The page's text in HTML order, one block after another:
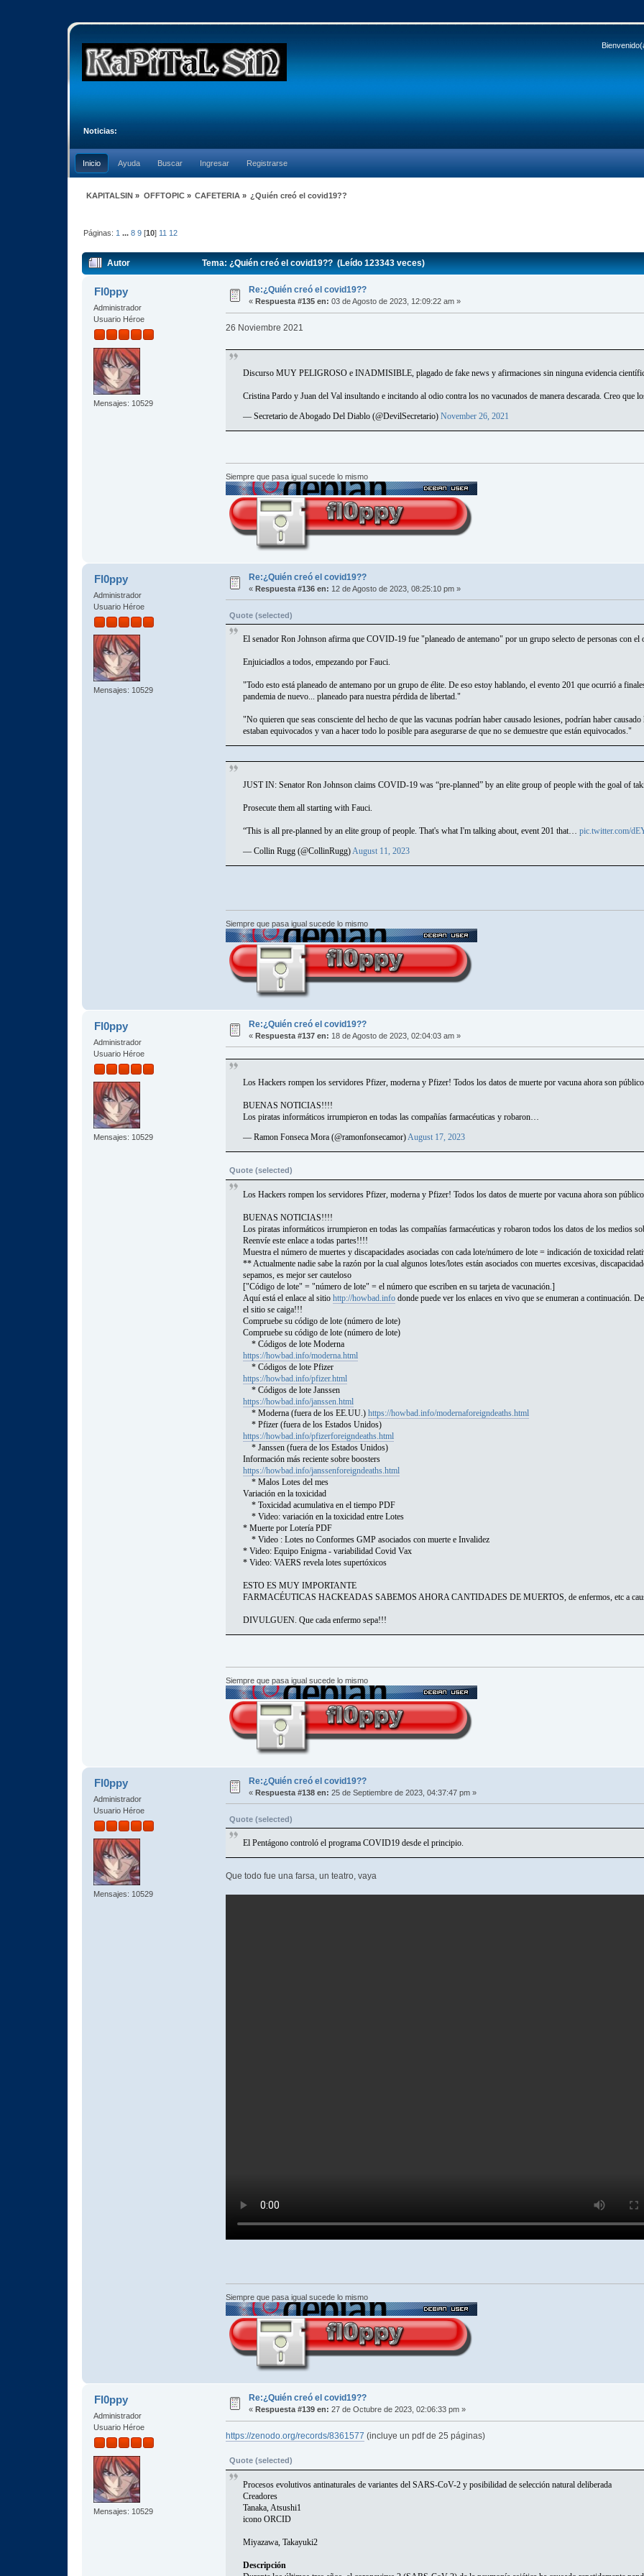
Noticias:
Inicio Ayuda Buscar Ingresar Registrarse
KAPITALSIN » OFFTOPIC» CAFETERIA » ¿Quién creó el covid19??
Páginas: 1 ...8 9 [10] 11 12
Autor Tema: ¿Quién creó el covid19?? (Leído 123343 veces)
Fl0ppy
Administrador
Usuario Héroe
Mensajes: 10529
Re:¿Quién creó el covid19??
«Respuesta #135 en: 03 de Agosto de 2023, 12:09:22 am »
26 Noviembre 2021
Discurso MUY PELIGROSO e INADMISIBLE, plagado de fake news y afirmaciones sin ninguna evidencia
Cristina Pardo y Juan del Val insultando e incitando al odio contra los no vacunados de manera descarada. Creo que
— Secretario de Abogado Del Diablo (@DevilSecretario) November 26, 2021
Siempre que pasa igual sucede lo mismo
Fl0ppy
Administrador
Usuario Héroe
Mensajes: 10529
Re:¿Quién creó el covid19??
«Respuesta #136 en: 12 de Agosto de 2023, 08:25:10 pm »
Quote (selected)
El senador Ron Johnson afirma que COVID-19 fue "planeado de antemano" por un grupo selecto de personas con el
Enjuiciadlos a todos, empezando por Fauci.
"Todo esto está planeado de antemano por un grupo de élite. De eso estoy hablando, el evento 201 que ocurrió a
pandemia de nuevo... planeado para nuestra pérdida de libertad."
"No quieren que seas consciente del hecho de que las vacunas podrían haber causado lesiones, podrían haber
estaban equivocados y van a hacer todo lo posible para asegurarse de que no se demuestre que están equivocados."
JUST IN: Senator Ron Johnson claims COVID-19 was “pre-planned” by an elite group of people with the goal of
Prosecute them all starting with Fauci.
“This is all pre-planned by an elite group of people. That's what I'm talking about, event 201 that… pic.twitter.com/
— Collin Rugg (@CollinRugg) August 11, 2023
Siempre que pasa igual sucede lo mismo
Fl0ppy
Administrador
Usuario Héroe
Mensajes: 10529
Re:¿Quién creó el covid19??
«Respuesta #137 en: 18 de Agosto de 2023, 02:04:03 am »
Los Hackers rompen los servidores Pfizer, moderna y Pfizer! Todos los datos de muerte por vacuna ahora son
BUENAS NOTICIAS!!!!
Los piratas informáticos irrumpieron en todas las compañías farmacéuticas y robaron…
— Ramon Fonseca Mora (@ramonfonsecamor)August 17, 2023
Quote (selected)
Los Hackers rompen los servidores Pfizer, moderna y Pfizer! Todos los datos de muerte por vacuna ahora son
BUENAS NOTICIAS!!!!
Los piratas informáticos irrumpieron en todas las compañías farmacéuticas y robaron todos los datos de los medios
Reenvíe este enlace a todas partes!!!!
Muestra el número de muertes y discapacidades asociadas con cada lote/número de lote = indicación de toxicidad
** Actualmente nadie sabe la razón por la cual algunos lotes/lotes están asociados con muertes excesivas,
sepamos, es mejor ser cauteloso
["Código de lote" = "número de lote" = el número que escriben en su tarjeta de vacunación.]
Aquí está el enlace al sitio http://howbad.infodonde puede ver los enlaces en vivo que se enumeran a continuación.
el sitio se caiga!!!
Compruebe su código de lote (número de lote)
Compruebe su código de lote (número de lote)
* Códigos de lote Moderna
https://howbad.info/moderna.html
* Códigos de lote Pfizer
https://howbad.info/pfizer.html
* Códigos de lote Janssen
https://howbad.info/janssen.html
* Moderna (fuera de los EE.UU.) https://howbad.info/modernaforeigndeaths.html
* Pfizer (fuera de los Estados Unidos)
https://howbad.info/pfizerforeigndeaths.html
* Janssen (fuera de los Estados Unidos)
Información más reciente sobre boosters
https://howbad.info/janssenforeigndeaths.html
* Malos Lotes del mes
Variación en la toxicidad
* Toxicidad acumulativa en el tiempo PDF
* Video: variación en la toxicidad entre Lotes
* Muerte por Lotería PDF
* Video : Lotes no Conformes GMP asociados con muerte e Invalidez
* Video: Equipo Enigma - variabilidad Covid Vax
* Video: VAERS revela lotes supertóxicos
ESTO ES MUY IMPORTANTE
FARMACÉUTICAS HACKEADAS SABEMOS AHORA CANTIDADES DE MUERTOS, de enfermos, etc a
DIVULGUEN. Que cada enfermo sepa!!!
Siempre que pasa igual sucede lo mismo
Fl0ppy
Administrador
Usuario Héroe
Mensajes: 10529
Re:¿Quién creó el covid19??
«Respuesta #138 en: 25 de Septiembre de 2023, 04:37:47 pm »
Quote (selected)
El Pentágono controló el programa COVID19 desde el principio.
Que todo fue una farsa, un teatro, vaya
Siempre que pasa igual sucede lo mismo
Fl0ppy
Administrador
Usuario Héroe
Mensajes: 10529
Re:¿Quién creó el covid19??
«Respuesta #139 en: 27 de Octubre de 2023, 02:06:33 pm »
https://zenodo.org/records/8361577 (incluye un pdf de 25 páginas)
Quote (selected)
Procesos evolutivos antinaturales de variantes del SARS-CoV-2 y posibilidad de selección natural deliberada
Creadores
Tanaka, Atsushi1
icono ORCID
Miyazawa, Takayuki2
Descripción